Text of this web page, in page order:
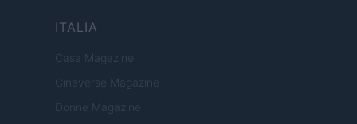
ITALIA
Casa Magazine
Cineverse Magazine
Donne Magazine